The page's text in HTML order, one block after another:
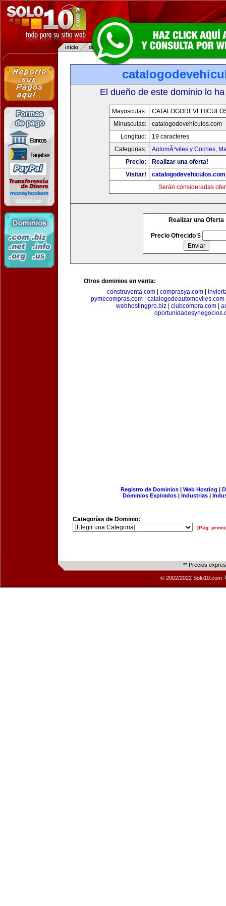
El dueño de este dominio lo
Mayusculas:
Minusculas:
catalogodevehiculos.com
Longitud:
19 caracteres
Categorias:
AutomÃ³viles y Coches,
Precio:
Realizar una oferta!
Visitar!
catalogodevehiculos.com
Serán consideradas
Realizar una Oferta
Precio Ofrecido $
Otros dominios en venta:
construventa.com| comprasya.com|
pymecompras.com| catalogodeautomoviles.com
webhostingpro.biz| clubcompra.com|
Registro de Dominios| Web Hosting |
Dominios Expirados | Industrias |
Categorías de Dominio:
[Pág.
** Precios
© 2002/2022 Solo10.com